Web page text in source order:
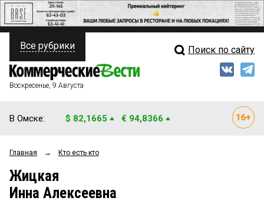
ПОЛИТИКА
ФИНАНСЫ
ОБЩЕСТВО
ЗАКОН
Свежий выпуск
Все рубрики Поиск по сайту
Воскресенье, 9 Августа
В Омске: $ 82,1665 € 94,8366
Главная → Кто есть кто
Жицкая
Инна Алексеевна